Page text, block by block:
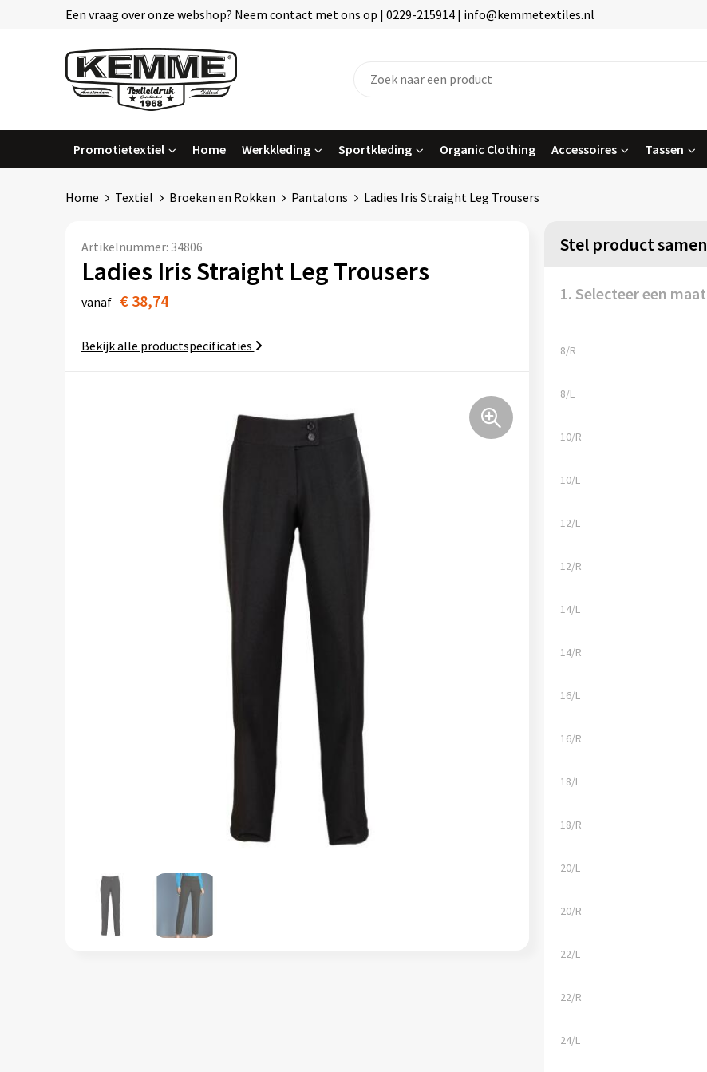
Een vraag over onze webshop? Neem contact met ons op | 0229-215914 | info@kemmetextiles.nl
Promotietextiel Home Werkkleding Sportkleding Organic Clothing Accessoires Tassen
Home Textiel Broeken en Rokken Pantalons Ladies Iris Straight Leg Trousers
Artikelnummer: 34806
Ladies Iris Straight Leg Trousers
vanaf € 38,74
Bekijk alle productspecificaties
Stel product samen
1. Selecteer een maat
8/R
8/L
10/R
10/L
12/L
12/R
14/L
14/R
16/L
16/R
18/L
18/R
20/L
20/R
22/L
22/R
24/L